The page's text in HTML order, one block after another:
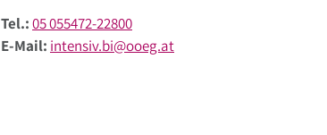
Tel.:05 055472-22800
E-Mail: intensiv.bi@ooeg.at